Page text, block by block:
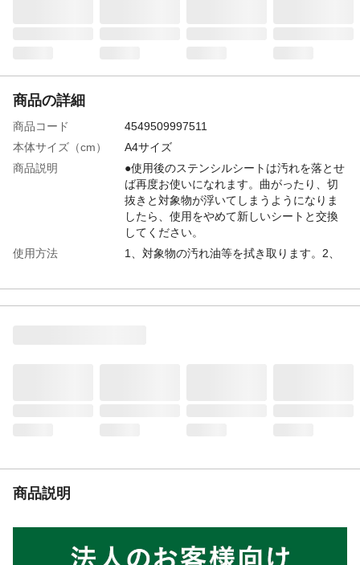
商品の詳細
商品コード
4549509997511
本体サイズ（cm）
A4サイズ
商品説明
●使用後のステンシルシートは汚れを落とせ
ば再度お使いになれます。曲がったり、切
抜きと対象物が浮いてしまうようになりま
したら、使用をやめて新しいシートと交換
してください。
使用方法
1、対象物の汚れ油等を拭き取ります。2、
生産国
商品説明